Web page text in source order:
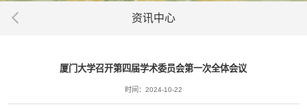
资讯中心
厦门大学召开第四届学术委员会第一次全体会议
时间：2024-10-22